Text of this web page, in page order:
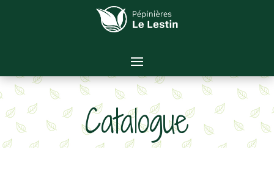
Catalogue